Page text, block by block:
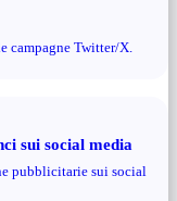
campagne Twitter/X.
sui social media
pubblicitarie sui social